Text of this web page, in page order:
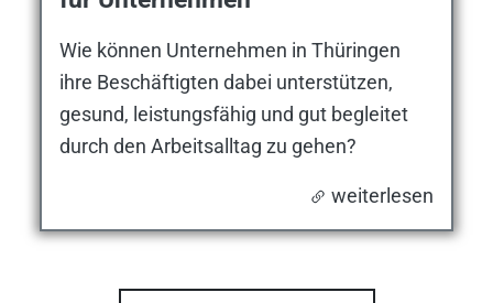
Wie können Unternehmen in Thüringen
ihre Beschäftigten dabei unterstützen,
gesund, leistungsfähig und gut begleitet
durch den Arbeitsalltag zu gehen?
weiterlesen